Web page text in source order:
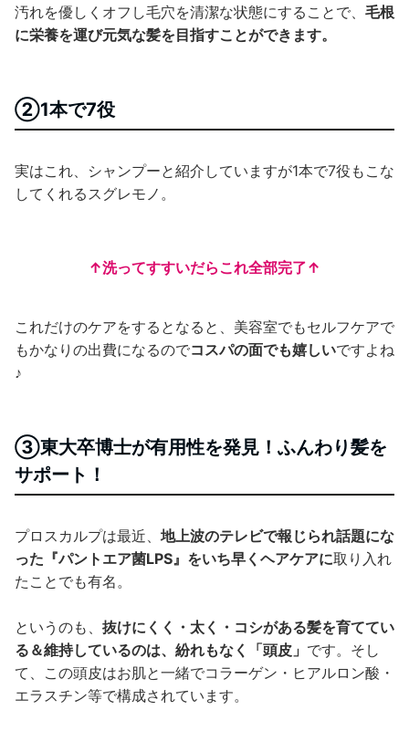
汚れを優しくオフし毛穴を清潔な状態にすることで、 毛根
に栄養を運び元気な髪を目指すことができます。
②1本で7役
実はこれ、シャンプーと紹介していますが1本で7役もこな
してくれるスグレモノ。
↑洗ってすすいだらこれ全部完了↑
これだけのケアをするとなると、美容室でもセルフケアで
もかなりの出費になるのでコスパの面でも嬉しいですよね
♪
③東大卒博士が有用性を発見！ふんわり髪を
サポート！
プロスカルプは最近、 地上波のテレビで報じられ話題にな
った『パントエア菌LPS』をいち早くヘアケアに取り入れ
たことでも有名。
というのも、 抜けにくく・太く・コシがある髪を育ててい
る＆維持しているのは、紛れもなく「頭皮」 です。そし
て、この頭皮はお肌と一緒でコラーゲン・ヒアルロン酸・
エラスチン等で構成されています。